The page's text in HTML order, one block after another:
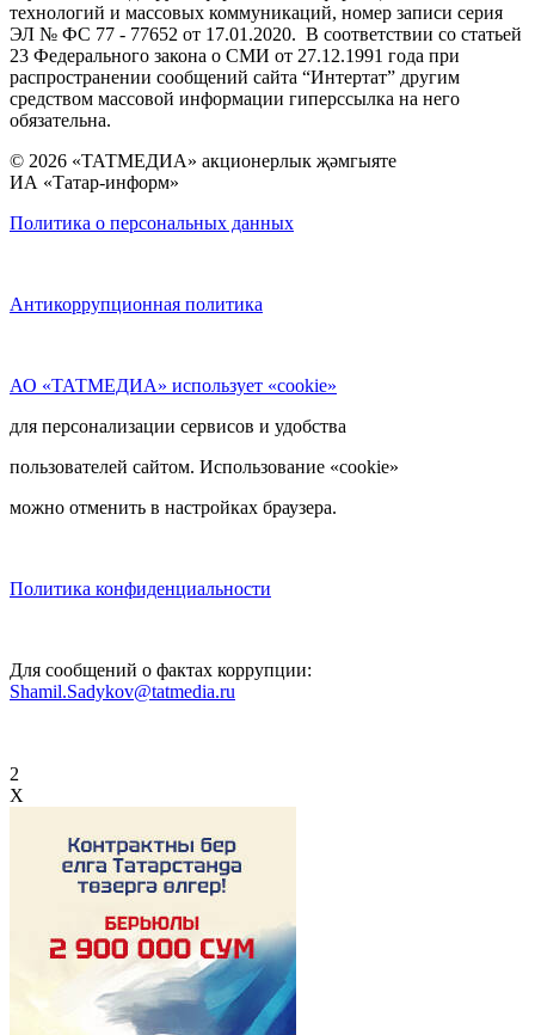
технологий и массовых коммуникаций, номер записи серия
ЭЛ № ФС 77 - 77652 от 17.01.2020. В соответствии со статьей
23 Федерального закона о СМИ от 27.12.1991 года при
распространении сообщений сайта “Интертат” другим
средством массовой информации гиперссылка на него
обязательна.
© 2026 «ТАТМЕДИА» акционерлык җәмгыяте
ИА «Татар-информ»
Политика о персональных данных
Антикоррупционная политика
АО «ТАТМЕДИА» использует «cookie»
для персонализации сервисов и удобства
пользователей сайтом. Использование «cookie»
можно отменить в настройках браузера.
Политика конфиденциальности
Для сообщений о фактах коррупции:
Shamil.Sadykov@tatmedia.ru
2
X